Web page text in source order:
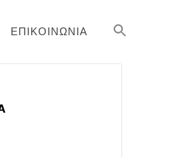
ΕΠΙΚΟΙΝΩΝΙΑ